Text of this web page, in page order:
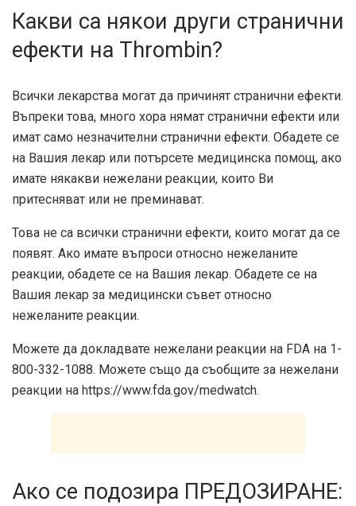
Какви са някои други странични
ефекти на Thrombin?
Всички лекарства могат да причинят странични ефекти.
Въпреки това, много хора нямат странични ефекти или
имат само незначителни странични ефекти. Обадете се
на Вашия лекар или потърсете медицинска помощ, ако
имате някакви нежелани реакции, които Ви
притесняват или не преминават.
Това не са всички странични ефекти, които могат да се
появят. Ако имате въпроси относно нежеланите
реакции, обадете се на Вашия лекар. Обадете се на
Вашия лекар за медицински съвет относно
нежеланите реакции.
Можете да докладвате нежелани реакции на FDA на 1-
800-332-1088. Можете също да съобщите за нежелани
реакции на https://www.fda.gov/medwatch.
Ако се подозира ПРЕДОЗИРАНЕ: